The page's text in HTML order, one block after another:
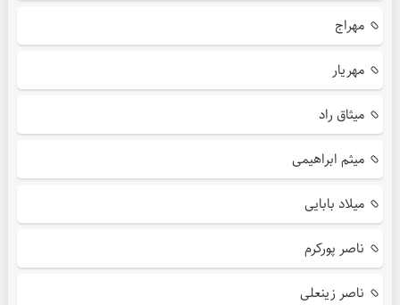
مهراج
مهریار
میثاق راد
میثم ابراهیمی
میلاد بابایی
ناصر پورکرم
ناصر زینعلی